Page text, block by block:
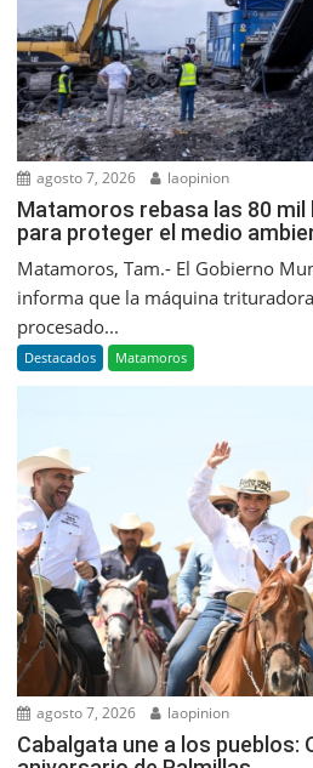
agosto 7, 2026 laopinion
Matamoros rebasa las 80
para proteger el medio
Matamoros, Tam.- El Gobierno
informa que la máquina
procesado...
Destacados Matamoros
agosto 7, 2026 laopinion
Cabalgata une a los pueblos: